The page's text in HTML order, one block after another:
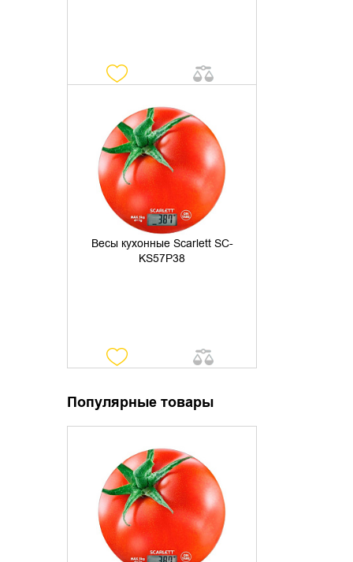
Весы кухонные Scarlett SC-
KS57P38
УТОЧНИТЬ НАЛИЧИЕ
Популярные товары
УТОЧНИТЬ НАЛИЧИЕ